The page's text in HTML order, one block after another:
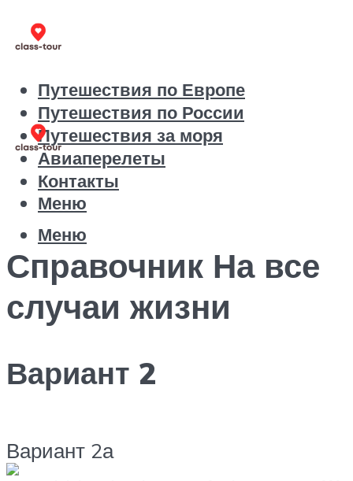
Путешествия по Европе
Путешествия по России
Путешествия за моря
Авиаперелеты
Контакты
Меню
Меню
Справочник На все
случаи жизни
Вариант 2
Вариант 2а